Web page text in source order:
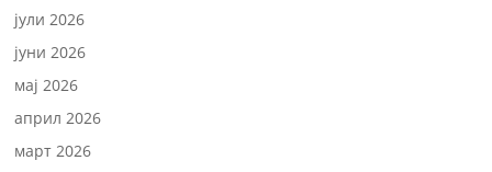
јули 2026
јуни 2026
мај 2026
април 2026
март 2026